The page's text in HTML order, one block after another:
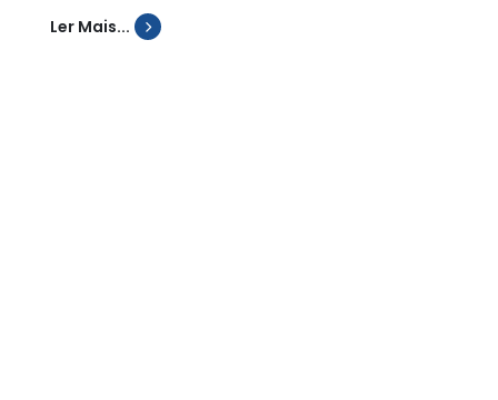
Ler Mais...